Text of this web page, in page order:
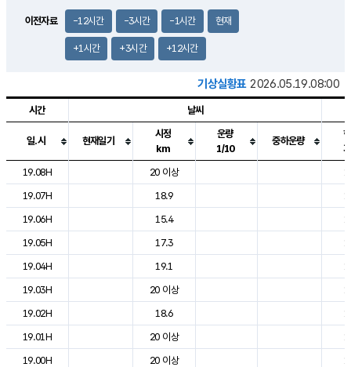
이전자료 -12시간 -3시간 -1시간 현재
+1시간 +3시간 +12시간
기상실황표 2026.05.19.08:00
도시별 기상실황표로 지점, 날씨, 기온, 강수, 바람, 기압등을 안내한 표입
시간 날씨
일.시 현재일기
시정
km
운량
1/10
중하운량
19.08H
20 이상
19.07H
18.9
19.06H
15.4
19.05H
17.3
19.04H
19.1
19.03H
20 이상
19.02H
18.6
19.01H
20 이상
19.00H
20 이상